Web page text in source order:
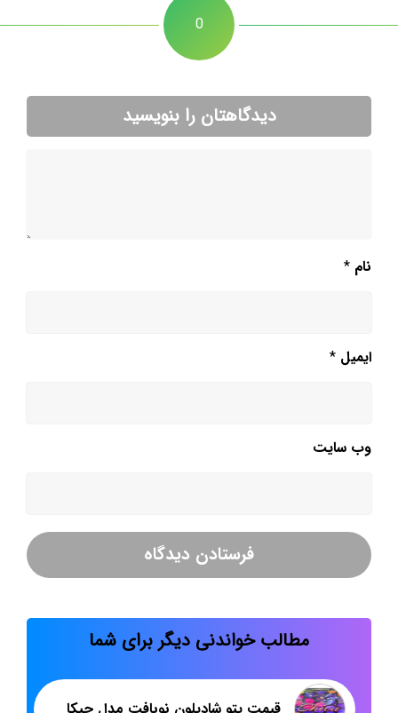
0
دیدگاهتان را بنویسید
نام *
ایمیل *
وب‌ سایت
مطالب خواندنی دیگر برای شما